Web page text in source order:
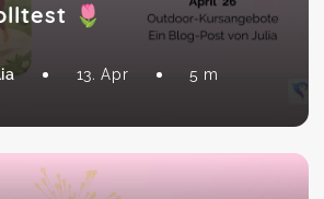
🌷
13. Apr 5 m